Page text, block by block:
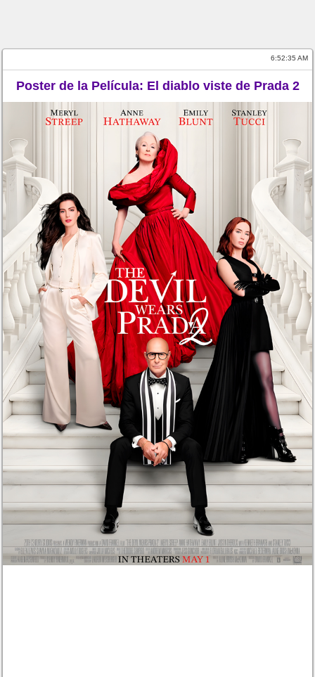
6:52:35 AM
Poster de la Película: El diablo viste de Prada 2